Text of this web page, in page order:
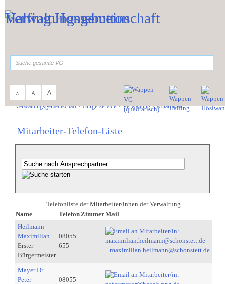
A A A
Verwaltungsgemeinschaft>Bürgerservice>Verwaltung>Mitarbeiter
Mitarbeiter-Telefon-Liste
Telefonliste der Mitarbeiter/innen der Verwaltung
Name
Telefon ZimmerMail
Heilmann
Maximilian
Erster
Bürgermeister
08055
655
maximilian.heilmann@schonstett.de
Mayer Dr.
Peter
08055